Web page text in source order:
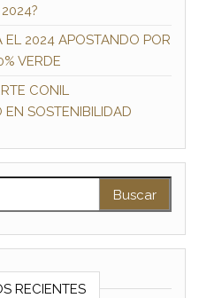
EL 2024 APOSTANDO POR
VERDE
CONIL
EN SOSTENIBILIDAD
RECIENTES